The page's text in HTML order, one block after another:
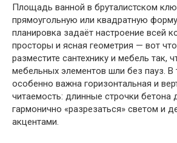
Площадь ванной в бруталистском
прямоугольную или квадратную
планировка задаёт настроение всей
просторы и ясная геометрия — вот
разместите сантехнику и мебель так,
мебельных элементов шли без пауз. В
особенно важна горизонтальная и
читаемость: длинные строчки бетона
гармонично «разрезаться» светом и
акцентами.